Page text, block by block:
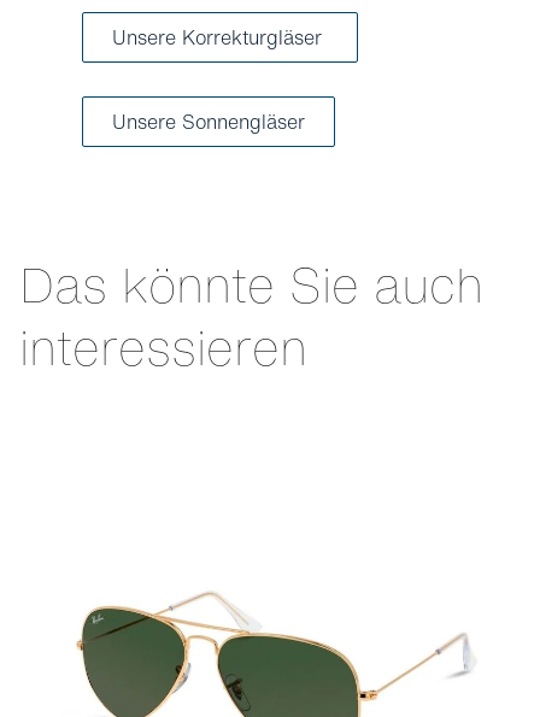
Unsere Korrekturgläser
Unsere Sonnengläser
Das könnte Sie auch
interessieren